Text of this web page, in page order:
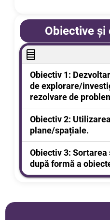
Obiective
Obiectiv 1:
de explorare/
rezolvare de
Recunoașterea și
formei obiectelor din
Obiectiv 2:
plane/spațiale.
Asocierea formelor
formele geometrice
Obiectiv3: Sortarea
după formă a